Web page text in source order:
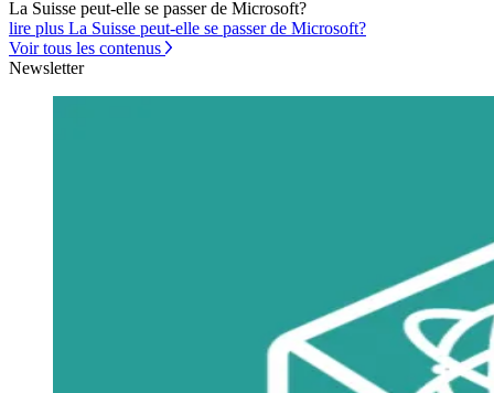
La Suisse peut-elle se passer de Microsoft?
lire plus La Suisse peut-elle se passer de Microsoft?
Voir tous les contenus
Newsletter